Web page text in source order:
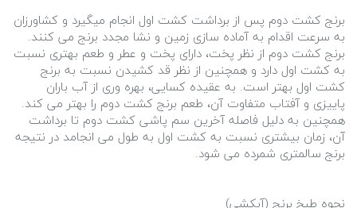
برنج کشت دوم پس از برداشت کشت اول انجام میگیرد و کشاورزان
به سرعت اقدام به آماده سازی زمین و نشا مجدد برنج می کنند.
برنج کشت دوم از نظر پخت، دارای پخت و عطر و طعم بهتری نسبت
به کشت اول دارد و همچنین از نظر قد کشیدن نسبت به برنج
کشت اول بهتر است. به عقیده کسایی، بهره وری از آب باران
پاییزی و آفتاب متفاوت آن، طعم برنج کشت دوم را بهتر می کند.
همچنین به دلیل فاصله آخرین سم پاشی کشت دوم تا برداشت
آن، زمان بیشتری نسبت به کشت اول به طول می انجامد در نتیجه